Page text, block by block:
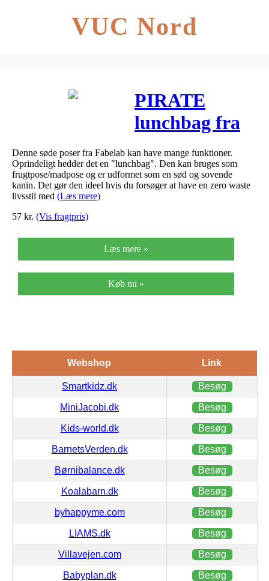
VUC Nord
PIRATE
lunchbag fra
Fabelab
Denne søde poser fra Fabelab kan have mange funktioner.
Oprindeligt hedder det en "lunchbag". Den kan bruges som
frugtpose/madpose og er udformet som en sød og sovende
kanin. Det gør den ideel hvis du forsøger at have en zero waste
livsstil med (Læs mere)
57 kr. (Vis fragtpris)
Læs mere »
Køb nu »
Webshop Link
Smartkidz.dk Besøg
MiniJacobi.dk Besøg
Kids-world.dk Besøg
BarnetsVerden.dk Besøg
Børnibalance.dk Besøg
Koalabarn.dk Besøg
byhappyme.com Besøg
LIAMS.dk Besøg
Villavejen.com Besøg
Babyplan.dk Besøg